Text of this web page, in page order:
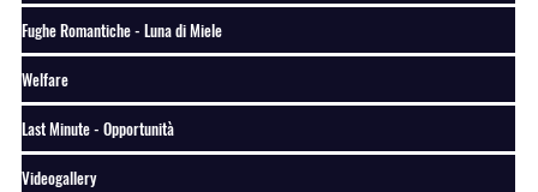
Fughe Romantiche - Luna di Miele
Welfare
Last Minute - Opportunità
Videogallery